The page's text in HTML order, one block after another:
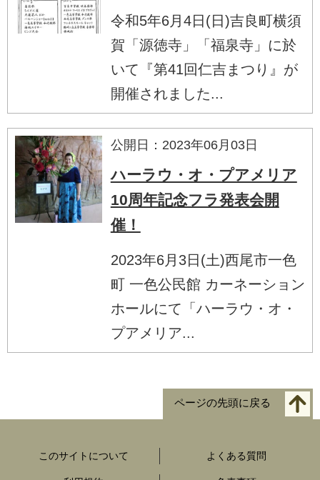
令和5年6月4日(日)吉良町横須
賀「源徳寺」「福泉寺」に於
いて『第41回仁吉まつり』が
開催されました...
公開日：2023年06月03日
ハーラウ・オ・プアメリア
10周年記念フラ発表会開
催！
2023年6月3日(土)西尾市一色
町 一色公民館 カーネーション
ホールにて「ハーラウ・オ・
プアメリア...
ページの先頭に戻る
このサイトについて よくある質問